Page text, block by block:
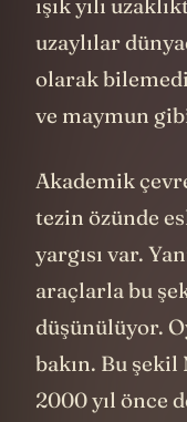
uzaylılar
olarak
ve maymun
Akademik
tezin özünde
yargısı var.
araçlarla bu
düşünülüyor.
bakın. Bu şekil
2000 yıl önce